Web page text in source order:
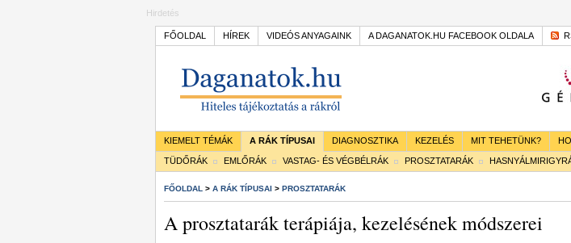
Hirdetés
FŐOLDAL HÍREK VIDEÓS ANYAGAINK A DAGANATOK.HU FACEBOOK OLDALA
KIEMELT TÉMÁK A RÁK TÍPUSAI DIAGNOSZTIKA KEZELÉS MIT TEHETÜNK?
TÜDŐRÁK EMLŐRÁK VASTAG- ÉS VÉGBÉLRÁK PROSZTATARÁK
FŐOLDAL > A RÁK TÍPUSAI > PROSZTATARÁK
A prosztatarák terápiája, kezelésének módszerei